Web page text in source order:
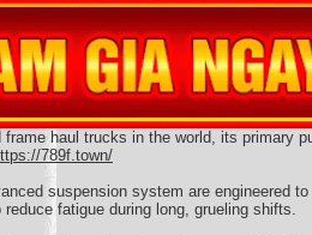
haul trucks in the world, its primary
789f.town/
suspension system are engineered
fatigue during long, grueling shifts.